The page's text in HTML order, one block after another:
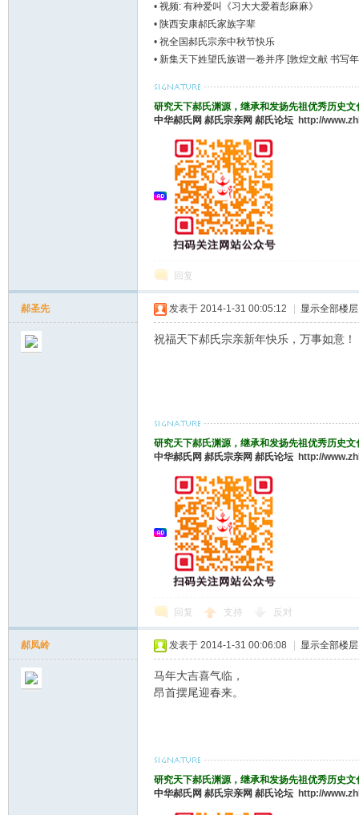
• 视频: 有种爱叫《习大大爱着彭麻麻》
• 陕西安康郝氏家族字辈
• 祝全国郝氏宗亲中秋节快乐
• 新集天下姓望氏族谱一卷并序 [敦煌文献 书写
研究天下郝氏渊源，继承和发扬先祖优秀历史
中华郝氏网 郝氏宗亲网 郝氏论坛 http://
回复
郝圣先 发表于 2014-1-31 00:05:12 显示全部楼层
祝福天下郝氏宗亲新年快乐，万事如意！
研究天下郝氏渊源，继承和发扬先祖优秀历史
中华郝氏网 郝氏宗亲网 郝氏论坛 http://
回复 支持 反对
郝凤岭 发表于 2014-1-31 00:06:08 显示全部楼层
马年大吉喜气临，
昂首摆尾迎春来。
研究天下郝氏渊源，继承和发扬先祖优秀历史
中华郝氏网 郝氏宗亲网 郝氏论坛 http://